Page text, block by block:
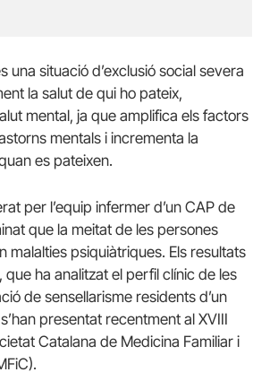
una situació d’exclusió social severa
la salut de qui ho pateix,
mental, ja que amplifica els factors
mentals i incrementa la
es pateixen.
per l’equip infermer d’un CAP de
que la meitat de les persones
malalties psiquiàtriques. Els resultats
que ha analitzat el perfil clínic de les
de sensellarisme residents d’un
presentat recentment al XVIII
Catalana de Medicina Familiar i